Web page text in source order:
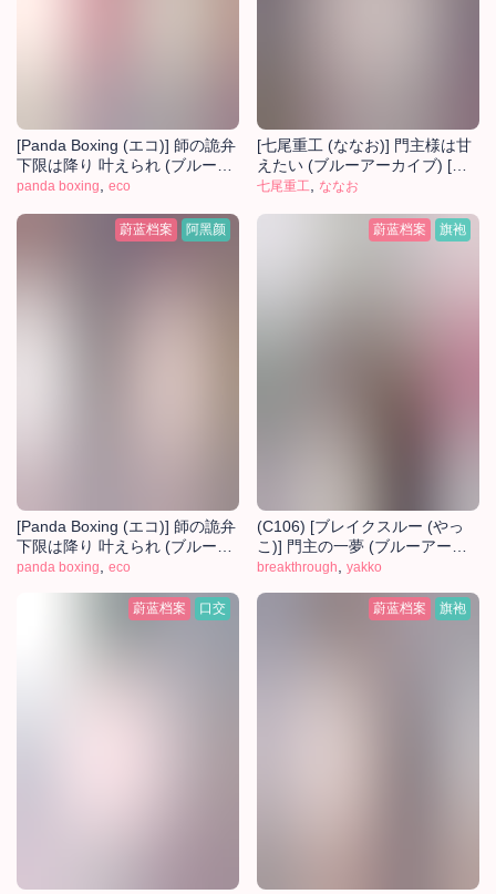
[Panda Boxing (エコ)] 師の詭弁
下限は降り 叶えられ (ブルーア
ーカイブ) [中国翻訳] [DL版]
panda boxing eco
[七尾重工 (ななお)] 門主様は甘
えたい (ブルーアーカイブ) [中
国翻訳] [DL版]
七尾重工 ななお
蔚蓝档案 阿黑颜
[Panda Boxing (エコ)] 師の詭弁
下限は降り 叶えられ (ブルーア
ーカイブ) [中国翻訳] [DL版]
panda boxing eco
蔚蓝档案 旗袍
(C106) [ブレイクスルー (やっ
こ)] 門主の一夢 (ブルーアーカ
イブ) [中国翻訳]
breakthrough yakko
蔚蓝档案 口交 蔚蓝档案 旗袍